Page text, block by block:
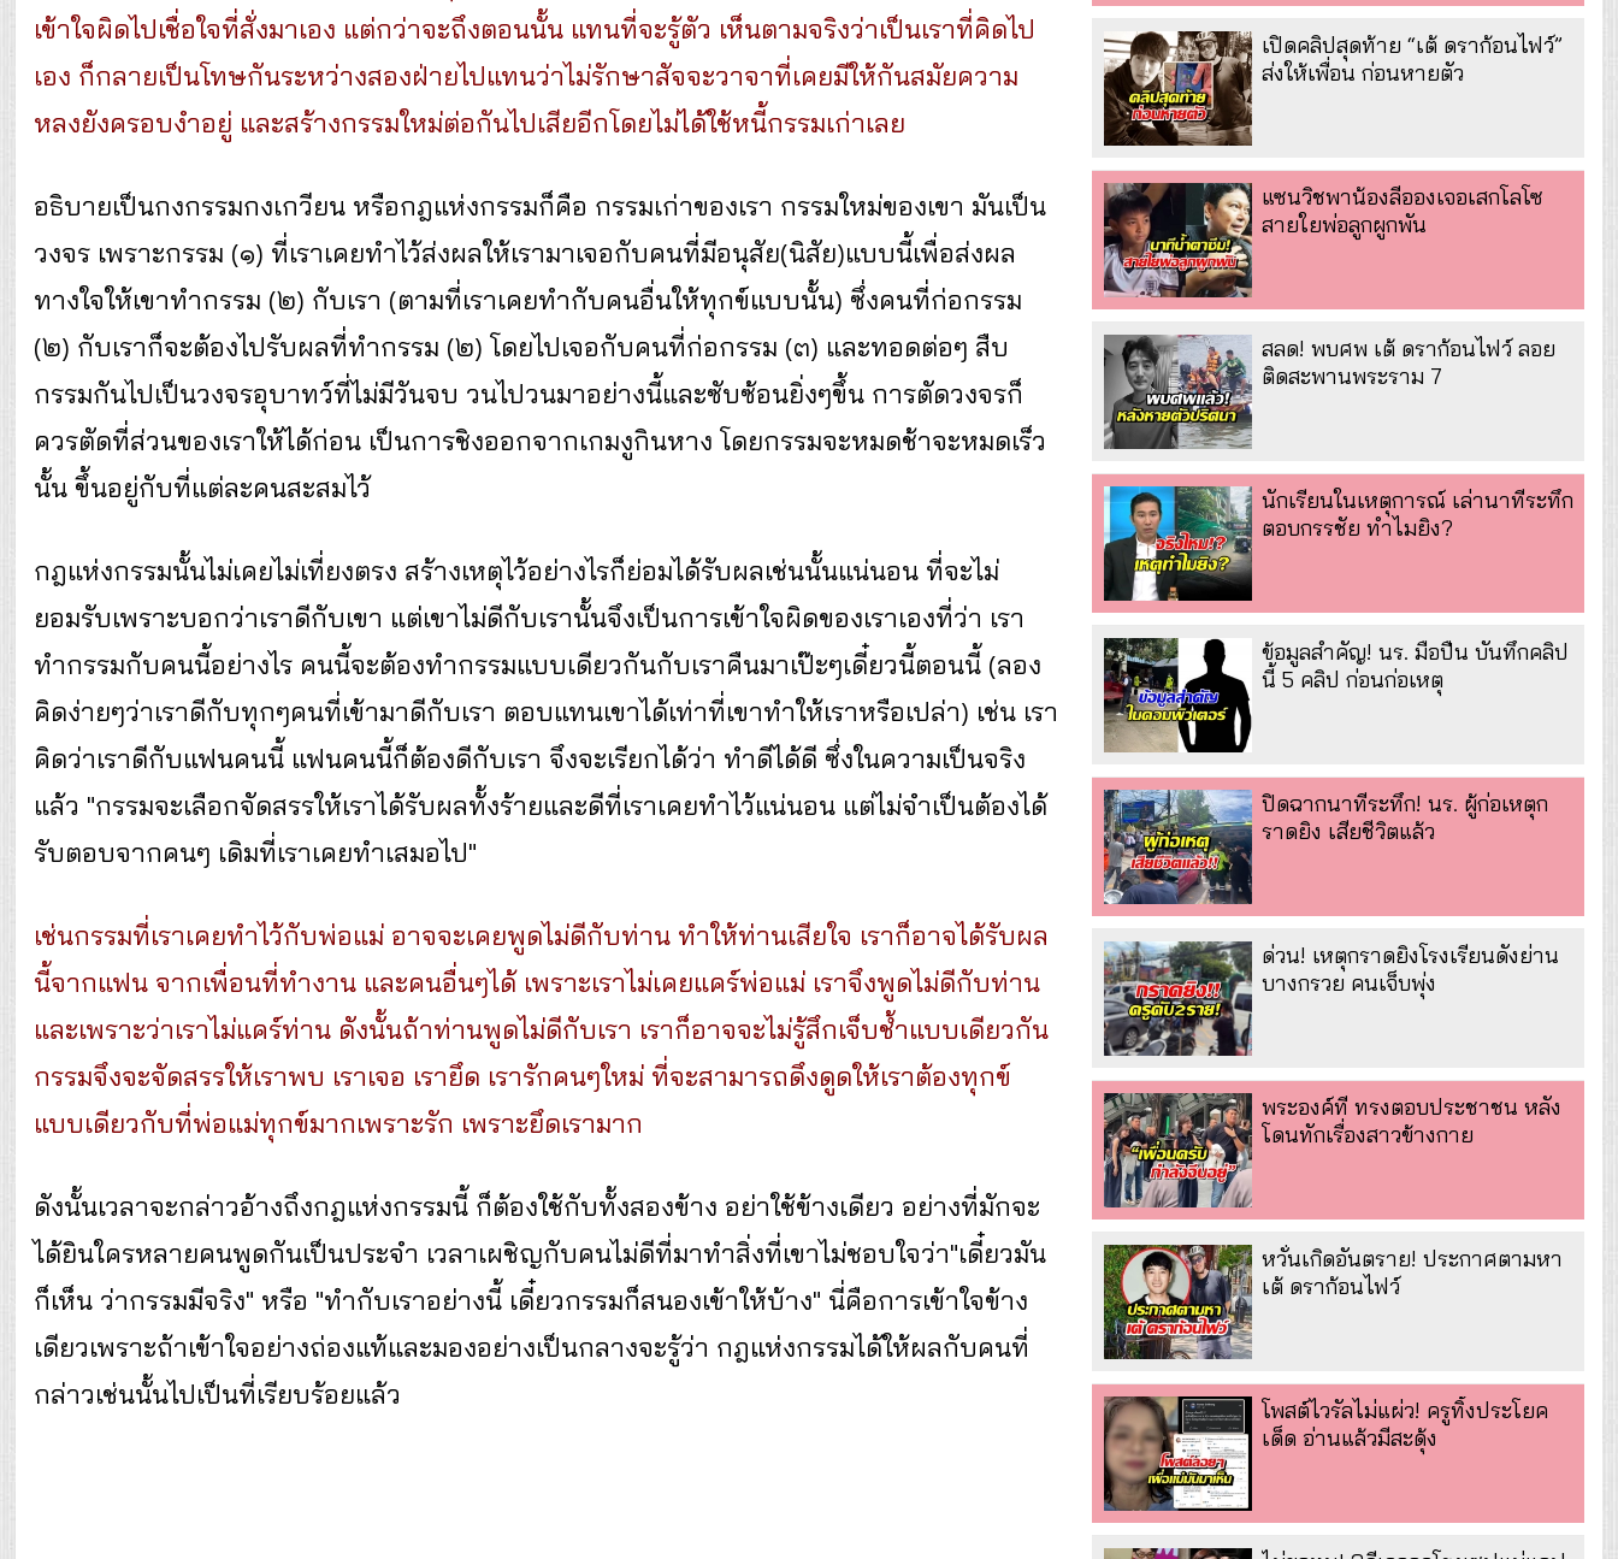
เข้าใจผิดไปเชื่อใจที่สั่งมาเอง แต่กว่าจะถึงตอนนั้น แทนที่จะรู้ตัว เห็นตามจริงว่าเป็นเราที่คิดไป
เอง ก็กลายเป็นโทษกันระหว่างสองฝ่ายไปแทนว่าไม่รักษาสัจจะวาจาที่เคยมีให้กันสมัยความ
หลงยังครอบงำอยู่ และสร้างกรรมใหม่ต่อกันไปเสียอีกโดยไม่ได้ใช้หนี้กรรมเก่าเลย
อธิบายเป็นกงกรรมกงเกวียน หรือกฎแห่งกรรมก็คือ กรรมเก่าของเรา กรรมใหม่ของเขา มันเป็น
วงจร เพราะกรรม (๑) ที่เราเคยทำไว้ส่งผลให้เรามาเจอกับคนที่มีอนุสัย(นิสัย)แบบนี้เพื่อส่งผล
ทางใจให้เขาทำกรรม (๒) กับเรา (ตามที่เราเคยทำกับคนอื่นให้ทุกข์แบบนั้น) ซึ่งคนที่ก่อกรรม
(๒) กับเราก็จะต้องไปรับผลที่ทำกรรม (๒) โดยไปเจอกับคนที่ก่อกรรม (๓) และทอดต่อๆ สืบ
กรรมกันไปเป็นวงจรอุบาทว์ที่ไม่มีวันจบ วนไปวนมาอย่างนี้และซับซ้อนยิ่งๆขึ้น การตัดวงจรก็
ควรตัดที่ส่วนของเราให้ได้ก่อน เป็นการชิงออกจากเกมงูกินหาง โดยกรรมจะหมดช้าจะหมดเร็ว
นั้น ขึ้นอยู่กับที่แต่ละคนสะสมไว้
กฎแห่งกรรมนั้นไม่เคยไม่เที่ยงตรง สร้างเหตุไว้อย่างไรก็ย่อมได้รับผลเช่นนั้นแน่นอน ที่จะไม่
ยอมรับเพราะบอกว่าเราดีกับเขา แต่เขาไม่ดีกับเรานั้นจึงเป็นการเข้าใจผิดของเราเองที่ว่า เรา
ทำกรรมกับคนนี้อย่างไร คนนี้จะต้องทำกรรมแบบเดียวกันกับเราคืนมาเป๊ะๆเดี๋ยวนี้ตอนนี้ (ลอง
คิดง่ายๆว่าเราดีกับทุกๆคนที่เข้ามาดีกับเรา ตอบแทนเขาได้เท่าที่เขาทำให้เราหรือเปล่า) เช่น เรา
คิดว่าเราดีกับแฟนคนนี้ แฟนคนนี้ก็ต้องดีกับเรา จึงจะเรียกได้ว่า ทำดีได้ดี ซึ่งในความเป็นจริง
แล้ว "กรรมจะเลือกจัดสรรให้เราได้รับผลทั้งร้ายและดีที่เราเคยทำไว้แน่นอน แต่ไม่จำเป็นต้องได้
รับตอบจากคนๆ เดิมที่เราเคยทำเสมอไป"
เช่นกรรมที่เราเคยทำไว้กับพ่อแม่ อาจจะเคยพูดไม่ดีกับท่าน ทำให้ท่านเสียใจ เราก็อาจได้รับผล
นี้จากแฟน จากเพื่อนที่ทำงาน และคนอื่นๆได้ เพราะเราไม่เคยแคร์พ่อแม่ เราจึงพูดไม่ดีกับท่าน
และเพราะว่าเราไม่แคร์ท่าน ดังนั้นถ้าท่านพูดไม่ดีกับเรา เราก็อาจจะไม่รู้สึกเจ็บช้ำแบบเดียวกัน
กรรมจึงจะจัดสรรให้เราพบ เราเจอ เรายึด เรารักคนๆใหม่ ที่จะสามารถดึงดูดให้เราต้องทุกข์
แบบเดียวกับที่พ่อแม่ทุกข์มากเพราะรัก เพราะยึดเรามาก
ดังนั้นเวลาจะกล่าวอ้างถึงกฎแห่งกรรมนี้ ก็ต้องใช้กับทั้งสองข้าง อย่าใช้ข้างเดียว อย่างที่มักจะ
ได้ยินใครหลายคนพูดกันเป็นประจำ เวลาเผชิญกับคนไม่ดีที่มาทำสิ่งที่เขาไม่ชอบใจว่า"เดี๋ยวมัน
ก็เห็น ว่ากรรมมีจริง" หรือ "ทำกับเราอย่างนี้ เดี๋ยวกรรมก็สนองเข้าให้บ้าง" นี่คือการเข้าใจข้าง
เดียวเพราะถ้าเข้าใจอย่างถ่องแท้และมองอย่างเป็นกลางจะรู้ว่า กฎแห่งกรรมได้ให้ผลกับคนที่
กล่าวเช่นนั้นไปเป็นที่เรียบร้อยแล้ว
เปิดคลิปสุดท้าย “เต้ ดราก้อนไฟว์”
ส่งให้เพื่อน ก่อนหายตัว
แซนวิชพาน้องลีอองเจอเสกโลโซ
สายใยพ่อลูกผูกพัน
สลด! พบศพ เต้ ดราก้อนไฟว์ ลอย
ติดสะพานพระราม 7
นักเรียนในเหตุการณ์ เล่านาทีระทึก
ตอบกรรชัย ทำไมยิง?
ข้อมูลสำคัญ! นร. มือปืน บันทึกคลิป
นี้ 5 คลิป ก่อนก่อเหตุ
ปิดฉากนาทีระทึก! นร. ผู้ก่อเหตุก
ราดยิง เสียชีวิตแล้ว
ด่วน! เหตุกราดยิงโรงเรียนดังย่าน
บางกรวย คนเจ็บพุ่ง
พระองค์ที ทรงตอบประชาชน หลัง
โดนทักเรื่องสาวข้างกาย
หวั่นเกิดอันตราย! ประกาศตามหา
เต้ ดราก้อนไฟว์
โพสต์ไวรัลไม่แผ่ว! ครูทิ้งประโยค
เด็ด อ่านแล้วมีสะดุ้ง